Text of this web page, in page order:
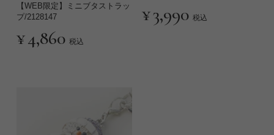
【WEB限定】ミニブタストラッ
プ/2128147
¥4,860 税込
¥3,990 税込